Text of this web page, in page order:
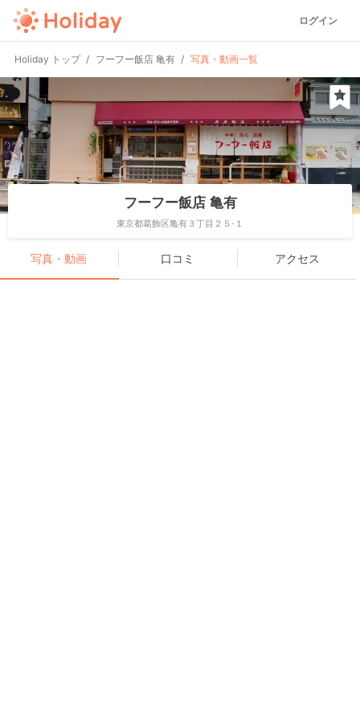
ログイン
Holiday トップ フーフー飯店 亀有 写真・動画一覧
フーフー飯店 亀有
東京都葛飾区亀有３丁目２５-１
写真・動画 口コミ アクセス